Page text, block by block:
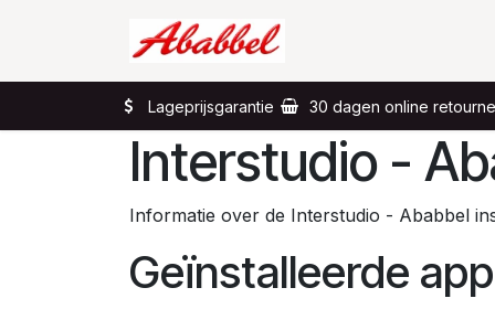
Lageprijsgarantie 30 dagen online
Interstudio -
Informatie over de Interstudio - Ababbel
Geïnstalleerde